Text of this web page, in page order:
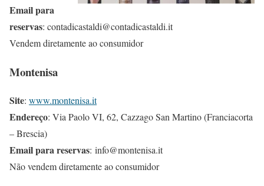
Email para
reservas: contadicastaldi@contadicastaldi.it
Vendem diretamente ao consumidor
Montenisa
Site: www.montenisa.it
Endereço: Via Paolo VI, 62, Cazzago San Martino (Franciacorta
– Brescia)
Email para reservas: info@montenisa.it
Não vendem diretamente ao consumidor